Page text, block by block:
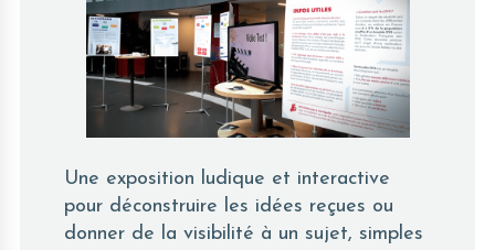
Une exposition ludique et interactive
pour déconstruire les idées reçues ou
donner de la visibilité à un sujet, simples